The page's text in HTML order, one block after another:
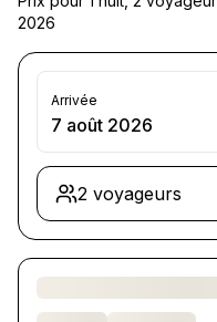
2026
Arrivée
7 août 2026
2 voyageurs
Chargement des